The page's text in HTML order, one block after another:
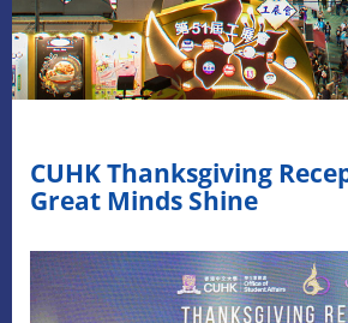
CUHK Thanksgiving
Great Minds Shine